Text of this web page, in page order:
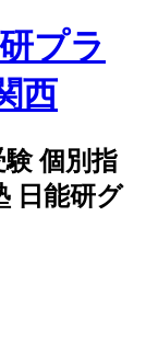
個別指
日能研グ